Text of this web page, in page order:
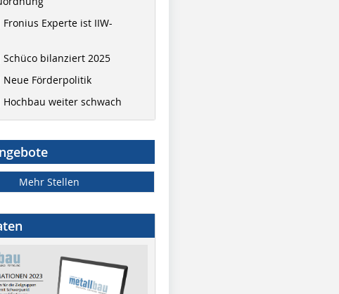
Fronius Experte ist IIW-
Schüco bilanziert 2025
Neue Förderpolitik
Hochbau weiter schwach
Mehr Stellen